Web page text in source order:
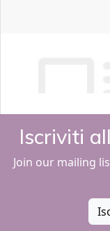
Iscriviti
Join our mailing